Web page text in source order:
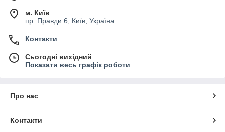
м. Київ
пр. Правди 6, Київ, Україна
Контакти
Сьогодні вихідний
Показати весь графік роботи
Про нас
Контакти